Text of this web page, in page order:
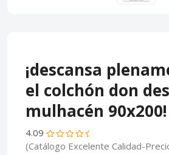
¡descansa
el colchón don
mulhacén 90x200!
4.09
(Catálogo Excelente Calidad-